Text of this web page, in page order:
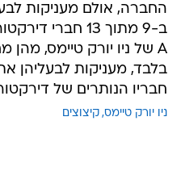
החברה, אולם מעניקות
ב-9 מתוך 13
בלבד, מעניקות לבעליהן
חבריו הנותרים של
ניו יורק טיימס קיצוצים